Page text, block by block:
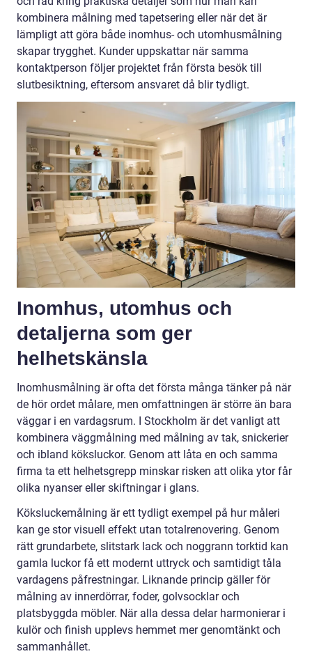
kombinera målning med tapetsering eller när det är
lämpligt att göra både inomhus- och utomhusmålning
skapar trygghet. Kunder uppskattar när samma
kontaktperson följer projektet från första besök till
slutbesiktning, eftersom ansvaret då blir tydligt.
Inomhus, utomhus och
detaljerna som ger
helhetskänsla
Inomhusmålning är ofta det första många tänker på när
de hör ordet målare, men omfattningen är större än bara
väggar i en vardagsrum. I Stockholm är det vanligt att
kombinera väggmålning med målning av tak, snickerier
och ibland köksluckor. Genom att låta en och samma
firma ta ett helhetsgrepp minskar risken att olika ytor får
olika nyanser eller skiftningar i glans.
Köksluckemålning är ett tydligt exempel på hur måleri
kan ge stor visuell effekt utan totalrenovering. Genom
rätt grundarbete, slitstark lack och noggrann torktid kan
gamla luckor få ett modernt uttryck och samtidigt tåla
vardagens påfrestningar. Liknande princip gäller för
målning av innerdörrar, foder, golvsocklar och
platsbyggda möbler. När alla dessa delar harmonierar i
kulör och finish upplevs hemmet mer genomtänkt och
sammanhållet.